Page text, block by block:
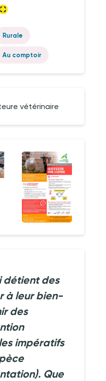
Rurale
Au comptoir
vétérinaire
détient des
à leur bien-
des
impératifs
Que